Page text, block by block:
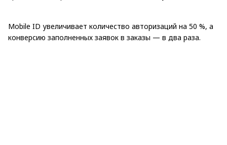
Mobile ID увеличивает количество авторизаций на 50 %, а
конверсию заполненных заявок в заказы — в два раза.